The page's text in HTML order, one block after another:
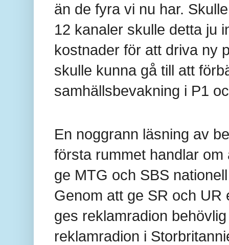
än de fyra vi nu har.
12 kanaler skulle detta ju
kostnader för att driva ny
skulle kunna gå till att
samhällsbevakning i P1
En noggrann läsning av
första rummet handlar
ge MTG och SBS
Genom att ge SR och
ges reklamradion
reklamradion i